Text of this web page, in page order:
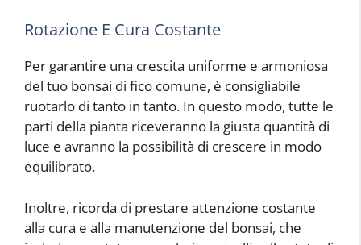
Rotazione E Cura Costante
Per garantire una crescita uniforme e armoniosa
del tuo bonsai di fico comune, è consigliabile
ruotarlo di tanto in tanto. In questo modo, tutte le
parti della pianta riceveranno la giusta quantità di
luce e avranno la possibilità di crescere in modo
equilibrato.
Inoltre, ricorda di prestare attenzione costante
alla cura e alla manutenzione del bonsai, che